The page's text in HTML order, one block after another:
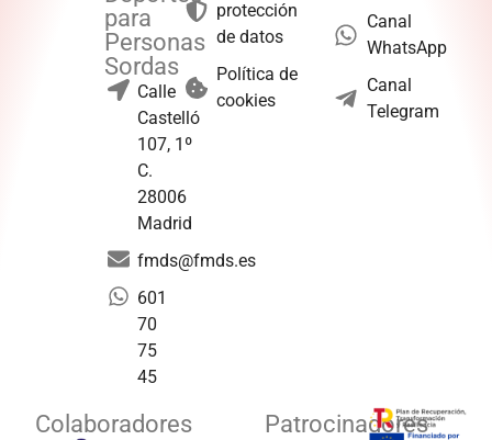
para
Personas
Sordas
Calle
Castelló
107, 1º
C.
28006
Madrid
fmds@fmds.es
601
70
75
45
protección
de datos
Política de
cookies
Canal
WhatsApp
Canal
Telegram
Colaboradores Patrocinadores